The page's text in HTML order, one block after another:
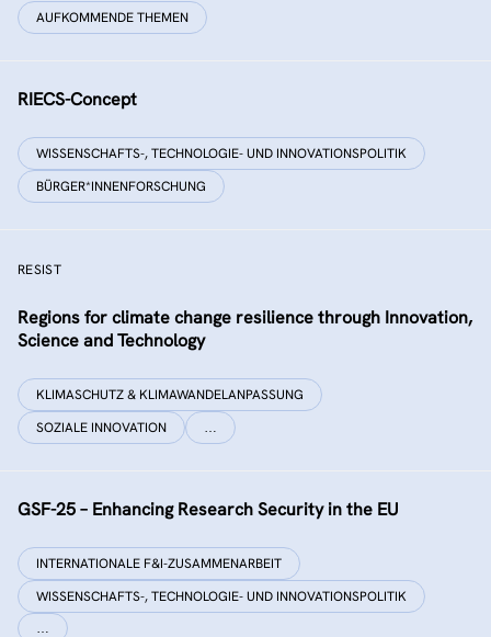
AUFKOMMENDE THEMEN
RIECS-Concept
WISSENSCHAFTS-, TECHNOLOGIE- UND INNOVATIONSPOLITIK
BÜRGER*INNENFORSCHUNG
RESIST
Regions for climate change resilience through Innovation,
Science and Technology
KLIMASCHUTZ & KLIMAWANDELANPASSUNG
SOZIALE INNOVATION
…
GSF-25 – Enhancing Research Security in the EU
INTERNATIONALE F&I-ZUSAMMENARBEIT
WISSENSCHAFTS-, TECHNOLOGIE- UND INNOVATIONSPOLITIK
…